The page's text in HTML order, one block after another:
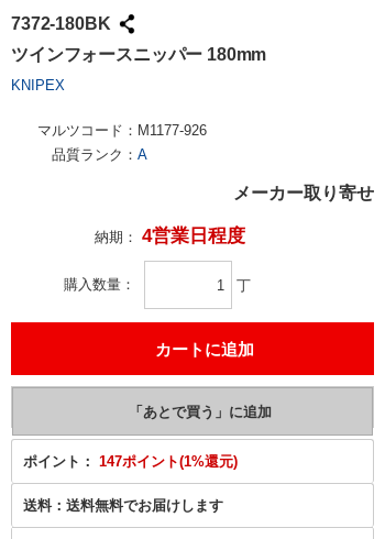
7372-180BK
ツインフォースニッパー 180mm
KNIPEX
マルツコード： M1177-926
品質ランク： A
メーカー取り寄せ
納期： 4営業日程度
購入数量 丁
ポイント： 147ポイント(1%還元)
送料： 送料無料でお届けします